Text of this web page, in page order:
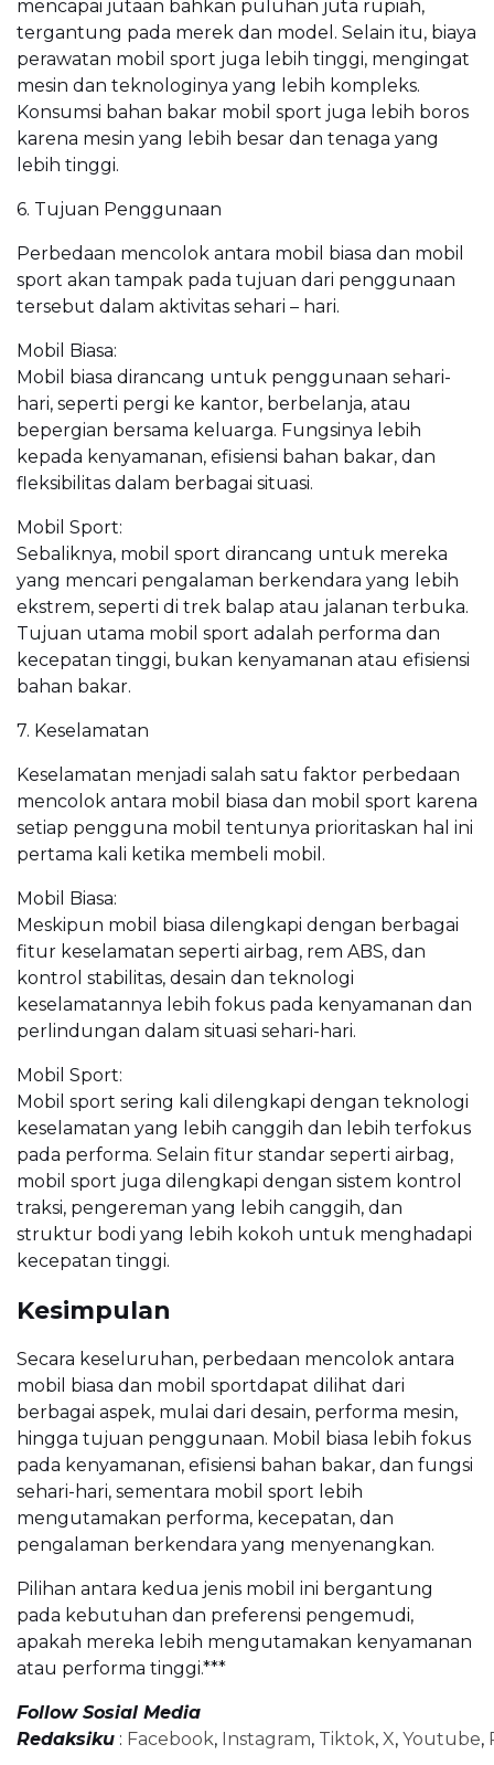
mencapai jutaan bahkan puluhan juta rupiah,
tergantung pada merek dan model. Selain itu, biaya
perawatan mobil sport juga lebih tinggi, mengingat
mesin dan teknologinya yang lebih kompleks.
Konsumsi bahan bakar mobil sport juga lebih boros
karena mesin yang lebih besar dan tenaga yang
lebih tinggi.
6. Tujuan Penggunaan
Perbedaan mencolok antara mobil biasa dan mobil
sport akan tampak pada tujuan dari penggunaan
tersebut dalam aktivitas sehari – hari.
Mobil Biasa:
Mobil biasa dirancang untuk penggunaan sehari-
hari, seperti pergi ke kantor, berbelanja, atau
bepergian bersama keluarga. Fungsinya lebih
kepada kenyamanan, efisiensi bahan bakar, dan
fleksibilitas dalam berbagai situasi.
Mobil Sport:
Sebaliknya, mobil sport dirancang untuk mereka
yang mencari pengalaman berkendara yang lebih
ekstrem, seperti di trek balap atau jalanan terbuka.
Tujuan utama mobil sport adalah performa dan
kecepatan tinggi, bukan kenyamanan atau efisiensi
bahan bakar.
7. Keselamatan
Keselamatan menjadi salah satu faktor perbedaan
mencolok antara mobil biasa dan mobil sport karena
setiap pengguna mobil tentunya prioritaskan hal ini
pertama kali ketika membeli mobil.
Mobil Biasa:
Meskipun mobil biasa dilengkapi dengan berbagai
fitur keselamatan seperti airbag, rem ABS, dan
kontrol stabilitas, desain dan teknologi
keselamatannya lebih fokus pada kenyamanan dan
perlindungan dalam situasi sehari-hari.
Mobil Sport:
Mobil sport sering kali dilengkapi dengan teknologi
keselamatan yang lebih canggih dan lebih terfokus
pada performa. Selain fitur standar seperti airbag,
mobil sport juga dilengkapi dengan sistem kontrol
traksi, pengereman yang lebih canggih, dan
struktur bodi yang lebih kokoh untuk menghadapi
kecepatan tinggi.
Kesimpulan
Secara keseluruhan, perbedaan mencolok antara
mobil biasa dan mobil sportdapat dilihat dari
berbagai aspek, mulai dari desain, performa mesin,
hingga tujuan penggunaan. Mobil biasa lebih fokus
pada kenyamanan, efisiensi bahan bakar, dan fungsi
sehari-hari, sementara mobil sport lebih
mengutamakan performa, kecepatan, dan
pengalaman berkendara yang menyenangkan.
Pilihan antara kedua jenis mobil ini bergantung
pada kebutuhan dan preferensi pengemudi,
apakah mereka lebih mengutamakan kenyamanan
atau performa tinggi.***
Follow Sosial Media
Redaksiku : Facebook, Instagram, Tiktok, X, Youtube,